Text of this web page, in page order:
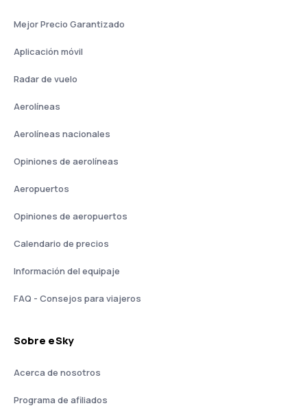
Mejor Precio Garantizado
Aplicación móvil
Radar de vuelo
Aerolíneas
Aerolíneas nacionales
Opiniones de aerolíneas
Aeropuertos
Opiniones de aeropuertos
Calendario de precios
Información del equipaje
FAQ - Consejos para viajeros
Sobre eSky
Acerca de nosotros
Programa de afiliados